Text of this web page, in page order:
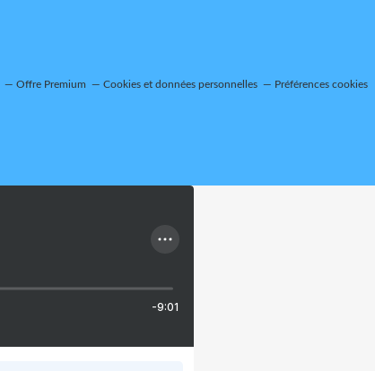
Offre Premium Cookies et données personnelles Préférences cookies
-9:01